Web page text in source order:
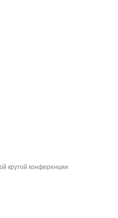
крутой конференции